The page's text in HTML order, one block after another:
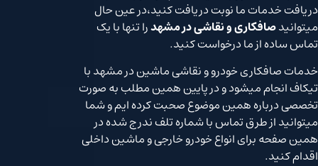
دریافت خدمات ما نوبت دریافت کنید،در عین حال
میتوانیدصافکاری و نقاشی در مشهدرا تنها با یک
تماس ساده از ما درخواست کنید.
خدمات صافکاری خودرو و نقاشی ماشین در مشهد با
تیکاف انجام میشود و در پایین همین مطلب به صورت
تخصصی درباره همین موضوع صحبت کرده ایم و شما
میتوانید از طرق تماس با شماره تلف ندرج شده در
همین صفحه برای انواع خودرو خارجی و ماشین داخلی
اقدام کنید.